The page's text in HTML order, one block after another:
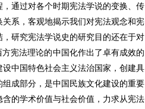
通过对各个时期宪法学说的变换、传
系，客观地揭示我们对宪法观念和宪
研究宪法学说史的研究目的还在于对
宪法理论的中国化作出了卓有成效的
中国特色社会主义法治国家，创建具
成部分，是中国民族文化建设的重要
的学术价值与社会价值，力求从宪法